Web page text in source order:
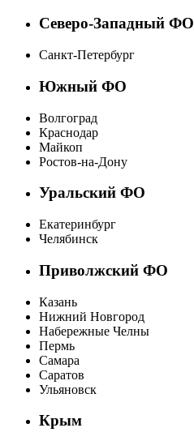
Северо-Западный ФО
Санкт-Петербург
Южный ФО
Волгоград
Краснодар
Майкоп
Ростов-на-Дону
Уральский ФО
Екатеринбург
Челябинск
Приволжский ФО
Казань
Нижний Новгород
Набережные Челны
Пермь
Самара
Саратов
Ульяновск
Крым